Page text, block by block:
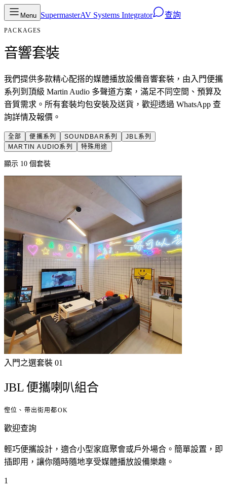
Menu SupermasterAV Systems Integrator 查詢
PACKAGES
音響套裝
我們提供多款精心配搭的媒體播放設備音響套裝，由入門便攜
系列到頂級 Martin Audio 多聲道方案，滿足不同空間、預算及
音質需求。所有套裝均包安裝及送貨，歡迎透過 WhatsApp 查
詢詳情及報價。
全部 便攜系列 SOUNDBAR系列
JBL系列
MARTIN AUDIO系列
特殊用途
顯示 10 個套裝
入門之選套裝 01
JBL 便攜喇叭組合
慳位、帶出街用都OK
歡迎查詢
輕巧便攜設計，適合小型家庭聚會或戶外場合。簡單設置，即
插即用，讓你隨時隨地享受媒體播放設備樂趣。
1